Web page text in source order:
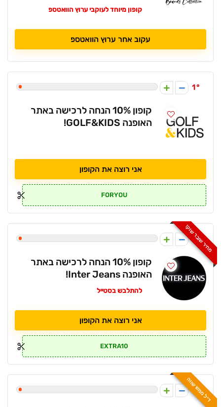
קופון מיוחד לעוקבי ערוץ הוואטספ
עקוב אחר ערוץ הוואטספ
1
קופון 10% הנחה לרכישה באתר
האופנה GOLF&KIDS!
אני רוצה את הקופון
FORYOU
מחיר שובר שוק!
1
קופון 10% הנחה לרכישה באתר
האופנה Inter Jeans!
להתלבש בסטייל
אני רוצה את הקופון
EXTRA10
דיל ממש שווה